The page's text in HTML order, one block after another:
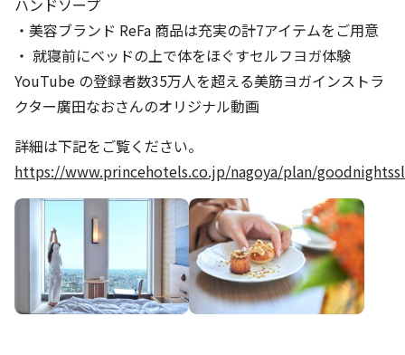
ハンドソープ
・美容ブランド ReFa 商品は充実の計7アイテムをご用意
・ 就寝前にベッドの上で体をほぐすセルフヨガ体験
YouTube の登録者数35万人を超える美筋ヨガインストラ
クター廣田なおさんのオリジナル動画
詳細は下記をご覧ください。
https://www.princehotels.co.jp/nagoya/plan/